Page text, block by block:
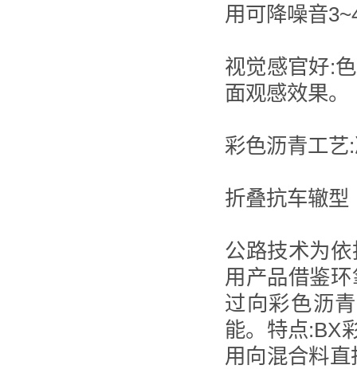
用可降噪音
视觉感官好:
面观感效果。
彩色沥青工艺
折叠抗车辙型
公路技术为
用产品借鉴
过向彩色沥
能。特点:BX
用向混合料